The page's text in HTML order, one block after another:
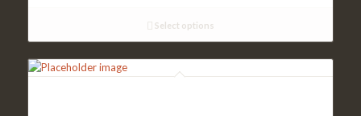
Select options